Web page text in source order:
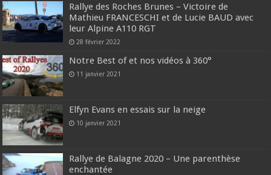
Rallye des Roches Brunes – Victoire de
Mathieu FRANCESCHI et de Lucie BAUD avec
leur Alpine A110 RGT
28 février 2022
Notre Best of et nos vidéos à 360°
11 janvier 2021
Elfyn Evans en essais sur la neige
10 janvier 2021
Rallye de Balagne 2020 – Une parenthèse
enchantée